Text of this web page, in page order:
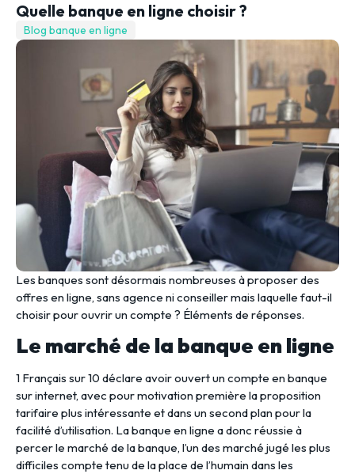
Quelle banque en ligne choisir ?
Blog banque en ligne
Les banques sont désormais nombreuses à proposer des
offres en ligne, sans agence ni conseiller mais laquelle faut-il
choisir pour ouvrir un compte ? Éléments de réponses.
Le marché de la banque en ligne
1 Français sur 10 déclare avoir ouvert un compte en banque
sur internet, avec pour motivation première la proposition
tarifaire plus intéressante et dans un second plan pour la
facilité d’utilisation. La banque en ligne a donc réussie à
percer le marché de la banque, l’un des marché jugé les plus
difficiles compte tenu de la place de l’humain dans les